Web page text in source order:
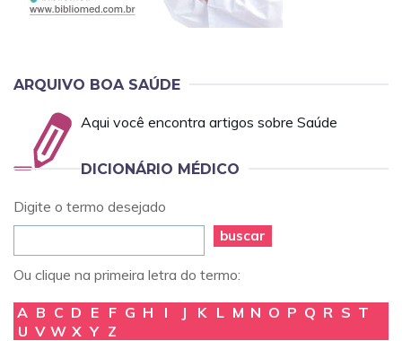
ARQUIVO BOA SAÚDE
Aqui você encontra artigos sobre Saúde
DICIONÁRIO MÉDICO
Digite o termo desejado
buscar
Ou clique na primeira letra do termo:
A B C D E F G H I J K L M N O P Q R S T
U V W X Y Z